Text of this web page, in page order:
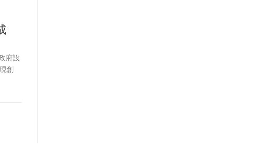
府設
創
實
都會